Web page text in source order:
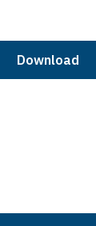
Download